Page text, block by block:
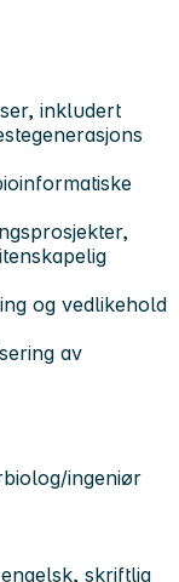
inkludert
og vedlikehold
av
ingeniør
skriftlig